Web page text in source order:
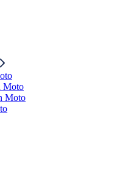
Moto
Moto